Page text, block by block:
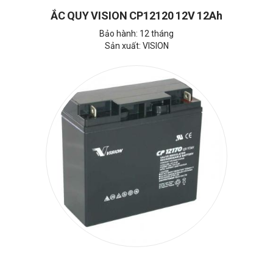
ẮC QUY VISION CP12120 12V 12Ah
Bảo hành: 12 tháng
Sản xuất: VISION